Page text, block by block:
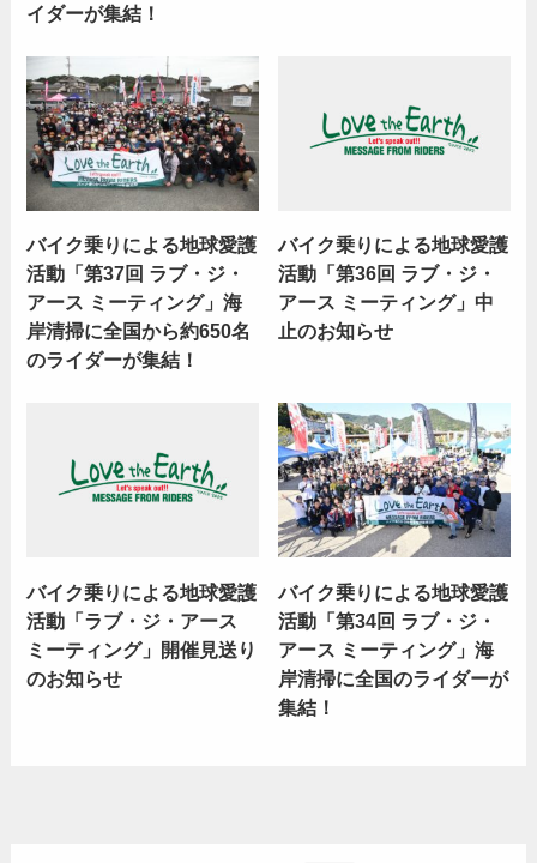
イダーが集結！
バイク乗りによる地球愛護
活動「第37回 ラブ・ジ・
アース ミーティング」海
岸清掃に全国から約650名
のライダーが集結！
バイク乗りによる地球愛護
活動「第36回 ラブ・ジ・
アース ミーティング」中
止のお知らせ
バイク乗りによる地球愛護
活動「ラブ・ジ・アース
ミーティング」開催見送り
のお知らせ
バイク乗りによる地球愛護
活動「第34回 ラブ・ジ・
アース ミーティング」海
岸清掃に全国のライダーが
集結！